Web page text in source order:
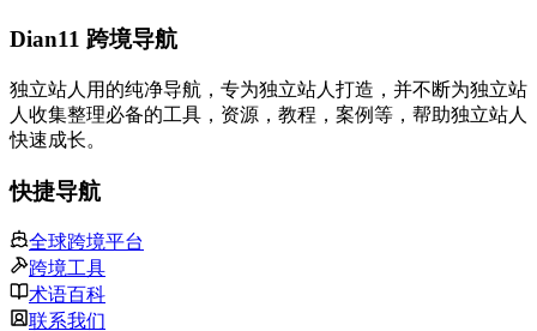
Dian11 跨境导航
独立站人用的纯净导航，专为独立站人打造，并不断为独立站
人收集整理必备的工具，资源，教程，案例等，帮助独立站人
快速成长。
快捷导航
全球跨境平台
跨境工具
术语百科
联系我们